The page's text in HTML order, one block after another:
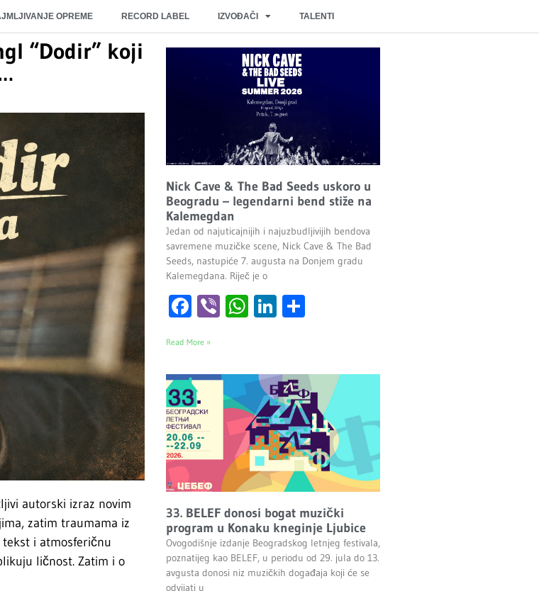
OPREME RECORD LABEL IZVOĐAČI TALENTI
“Dodir” koji
autorski izraz novim
zatim traumama iz
i atmosferičnu
ličnost. Zatim i o
Nick Cave & The Bad Seeds uskoro u
Beogradu – legendarni bend stiže na
Kalemegdan
Jedan od najuticajnijih i najuzbudljivijih bendova
savremene muzičke scene, Nick Cave & The Bad
Seeds, nastupiće 7. augusta na Donjem gradu
Kalemegdana. Riječ je o
Facebook
ViberWhatsApp
LinkedIn
Read More »
33. BELEF donosi bogat muzički
program u Konaku kneginje Ljubice
Ovogodišnje izdanje Beogradskog letnjeg festivala,
poznatijeg kao BELEF, u periodu od 29. jula do 13.
avgusta donosi niz muzičkih događaja koji će se
odvijati u